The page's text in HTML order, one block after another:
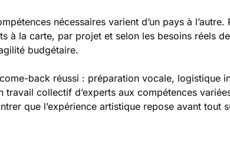
nécessaires varient d’un pays à l’autre.
à la carte, par projet et selon les besoins réels
budgétaire.
back réussi : préparation vocale, logistique
collectif d’experts aux compétences
que l’expérience artistique repose avant tout